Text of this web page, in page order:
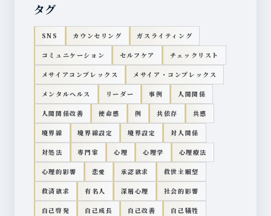
タグ
SNS カウンセリング ガスライティング
コミュニケーション セルフケア チェックリスト
メサイアコンプレックス メサイア・コンプレックス
メンタルヘルス リーダー 事例 人間関係
人間関係改善 使命感 例 共依存 共感
境界線 境界線設定 境界設定 対人関係
対処法 専門家 心理 心理学 心理療法
心理的影響 恋愛 承認欲求 救世主願望
救済欲求 有名人 深層心理 社会的影響
自己啓発 自己成長 自己改善 自己犠牲